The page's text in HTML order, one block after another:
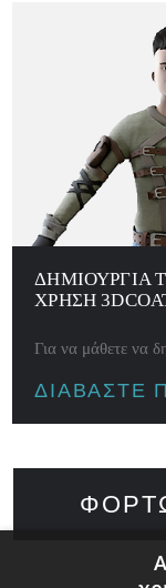
ΔΗΜΙΟΥΡΓΊΑ
ΧΡΉΣΗ
Για να μάθετε να
ΔΙΑΒΆΣΤΕ